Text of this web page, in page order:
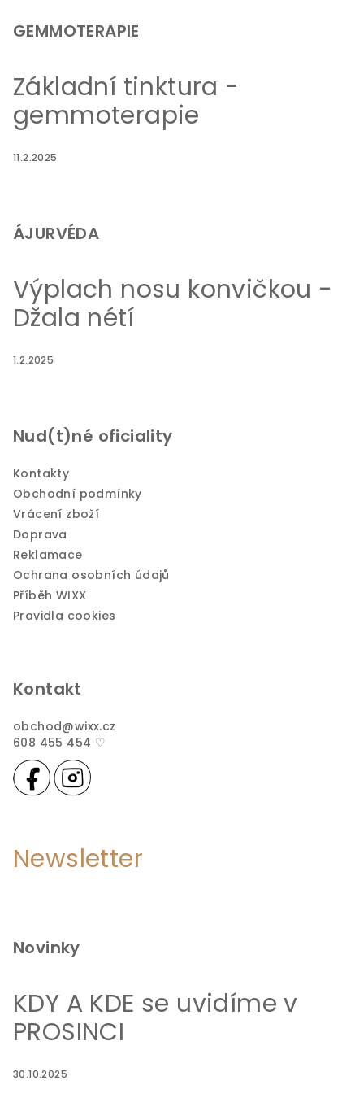
GEMMOTERAPIE
Základní tinktura -
gemmoterapie
11.2.2025
ÁJURVÉDA
Výplach nosu konvičkou -
Džala nétí
1.2.2025
Nud(t)né oficiality
Kontakty
Obchodní podmínky
Vrácení zboží
Doprava
Reklamace
Ochrana osobních údajů
Příběh WIXX
Pravidla cookies
Kontakt
obchod@wixx.cz
608 455 454 ♡
Newsletter
Novinky
KDY A KDE se uvidíme v
PROSINCI
30.10.2025